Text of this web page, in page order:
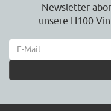
Newsletter
unsere H100